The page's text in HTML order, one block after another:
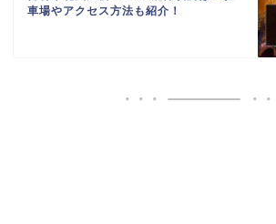
車場やアクセス方法も紹介！